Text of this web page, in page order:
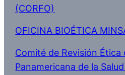
(CORFO)
OFICINA BIOÉTICA
Comité de Revisión Ética
Panamericana de la Salud